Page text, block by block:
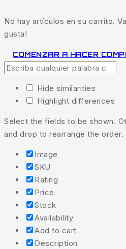
No hay artículos en su carrito.
gusta!
COMENZAR A HACER
Hide similarities
Highlight differences
Select the fields to be shown.
and drop to rearrange the order.
Image
SKU
Rating
Price
Stock
Availability
Add to cart
Description